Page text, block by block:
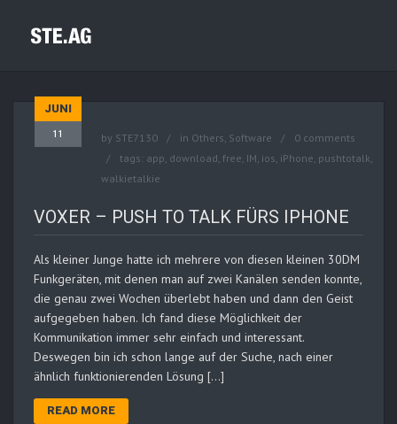
JUNI
11 by STE7130 in Others, Software
0 comments
tags: app, download, free, IM, ios, iPhone, pushtotalk,
walkietalkie
VOXER – PUSH TO TALK FÜRS IPHONE
Als kleiner Junge hatte ich mehrere von diesen kleinen 30DM
Funkgeräten, mit denen man auf zwei Kanälen senden konnte,
die genau zwei Wochen überlebt haben und dann den Geist
aufgegeben haben. Ich fand diese Möglichkeit der
Kommunikation immer sehr einfach und interessant.
Deswegen bin ich schon lange auf der Suche, nach einer
ähnlich funktionierenden Lösung […]
READ MORE